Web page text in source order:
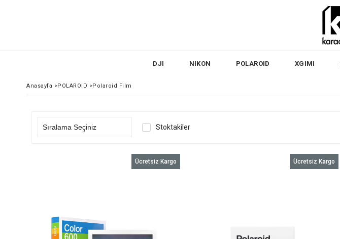
DJI NIKON POLAROID XGIMI
Anasayfa >POLAROID >Polaroid Film
Stoktakiler
Ücretsiz Kargo Ücretsiz Kargo